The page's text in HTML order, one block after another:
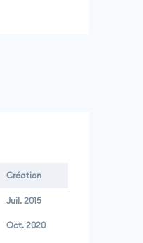
Création
Juil. 2015
Oct. 2020